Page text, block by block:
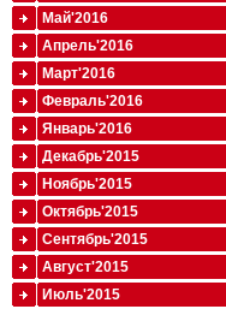
Май'2016
Апрель'2016
Март'2016
Февраль'2016
Январь'2016
Декабрь'2015
Ноябрь'2015
Октябрь'2015
Сентябрь'2015
Август'2015
Июль'2015